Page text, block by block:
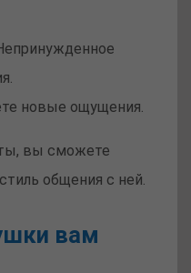
новые ощущения.
вы сможете
общения с ней.
вам